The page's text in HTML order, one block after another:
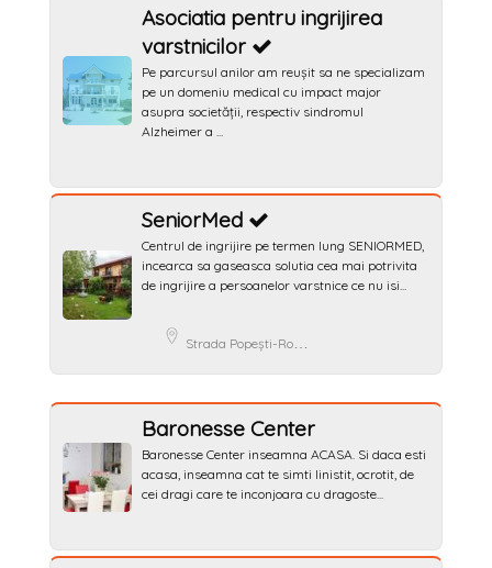
Asociatia pentru ingrijirea
varstnicilor
Pe parcursul anilor am reușit sa ne specializam
pe un domeniu medical cu impact major
asupra societății, respectiv sindromul
Alzheimer a ...
SeniorMed
Centrul de ingrijire pe termen lung SENIORMED,
incearca sa gaseasca solutia cea mai potrivita
de ingrijire a persoanelor varstnice ce nu isi...
Strada Popeşti-Romani 66, Popesti-Leordeni, Romania
Baronesse Center
Baronesse Center inseamna ACASA. Si daca esti
acasa, inseamna cat te simti linistit, ocrotit, de
cei dragi care te inconjoara cu dragoste...